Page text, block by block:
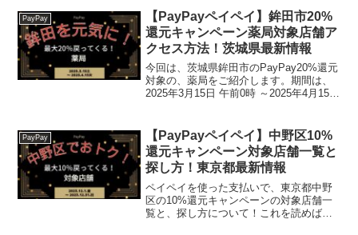
の、対象店舗と探し方がわかります。鹿
児島県 枕崎産 極...
PayPay
【PayPayペイペイ】鉾田市20%
還元キャンペーン薬局対象店舗ア
クセス方法！茨城県最新情報
今回は、茨城県鉾田市のPayPay20%還元
対象の、薬局をご紹介します。期間は、
2025年3月15日 午前0時 ～2025年4月15日
た。...
PayPay
【PayPayペイペイ】中野区10%
還元キャンペーン対象店舗一覧と
探し方！東京都最新情報
ペイペイを使った支払いで、東京都中野
区の10%還元キャンペーンの対象店舗一
覧と、探し方について！これを読めば、